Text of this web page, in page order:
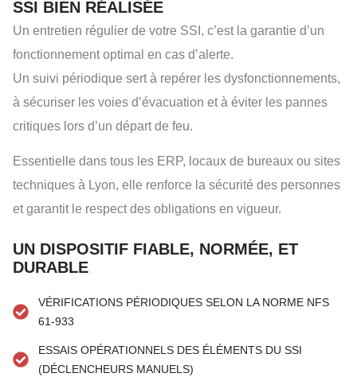
SSI BIEN RÉALISÉE
Un entretien régulier de votre SSI, c’est la garantie d’un
fonctionnement optimal en cas d’alerte.
Un suivi périodique sert à repérer les dysfonctionnements,
à sécuriser les voies d’évacuation et à éviter les pannes
critiques lors d’un départ de feu.
Essentielle dans tous les ERP, locaux de bureaux ou sites
techniques à Lyon, elle renforce la sécurité des personnes
et garantit le respect des obligations en vigueur.
UN DISPOSITIF FIABLE, NORMÉE, ET
DURABLE
VÉRIFICATIONS PÉRIODIQUES SELON LA NORME NFS
61-933
ESSAIS OPÉRATIONNELS DES ÉLÉMENTS DU SSI
(DÉCLENCHEURS MANUELS)